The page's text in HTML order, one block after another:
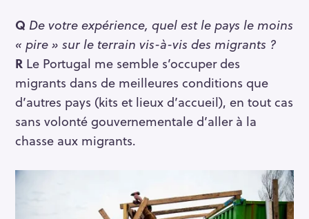
Q De votre expérience, quel est le pays le moins
« pire » sur le terrain vis-à-vis des migrants ?
R Le Portugal me semble s’occuper des
migrants dans de meilleures conditions que
d’autres pays (kits et lieux d’accueil), en tout cas
sans volonté gouvernementale d’aller à la
chasse aux migrants.